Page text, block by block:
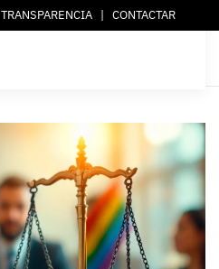
TRANSPARENCIA | CONTACTAR